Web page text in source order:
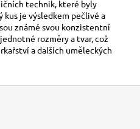
technik, které byly
kus je výsledkem pečlivé a
známé svou konzistentní
rozměry a tvar, což
a dalších uměleckých